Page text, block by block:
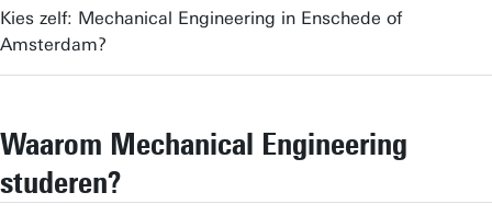
Kies zelf: Mechanical Engineering in Enschede of
Amsterdam?
Waarom Mechanical Engineering
studeren?